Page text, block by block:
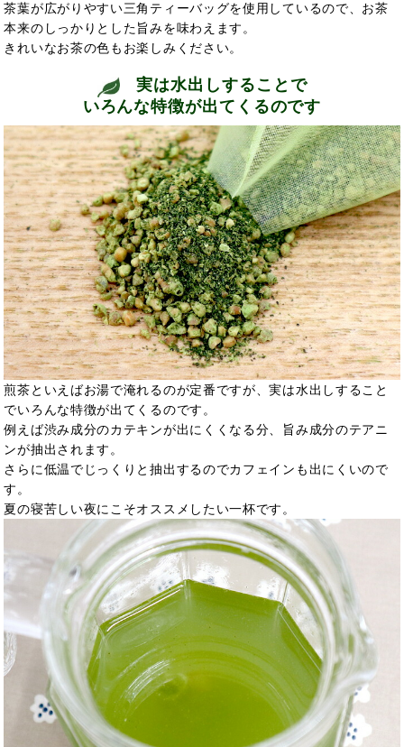
茶葉が広がりやすい三角ティーバッグを使用しているので、お茶
本来のしっかりとした旨みを味わえます。
きれいなお茶の色もお楽しみください。
実は水出しすることで
いろんな特徴が出てくるのです
煎茶といえばお湯で淹れるのが定番ですが、実は水出しすること
でいろんな特徴が出てくるのです。
例えば渋み成分のカテキンが出にくくなる分、旨み成分のテアニ
ンが抽出されます。
さらに低温でじっくりと抽出するのでカフェインも出にくいので
す。
夏の寝苦しい夜にこそオススメしたい一杯です。